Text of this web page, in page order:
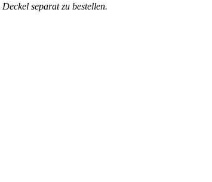
Deckel separat zu bestellen.